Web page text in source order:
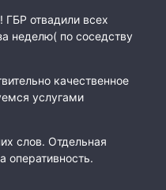
отвадили всех
неделю( по соседству
качественное
услугами
слов. Отдельная
оперативность.